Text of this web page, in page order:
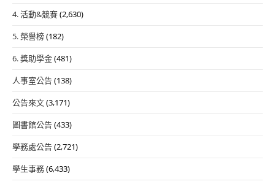
4. 活動&競賽(2,630)
5. 榮譽榜(182)
6. 獎助學金(481)
人事室公告(138)
公告來文(3,171)
圖書館公告(433)
學務處公告(2,721)
學生事務(6,433)